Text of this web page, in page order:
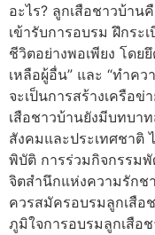
อะไร? ลูกเสือชาวบ้า
เข้ารับการอบรม ฝึกระ
ชีวิตอย่างพอเพียง โดย
เหลือผู้อื่น” และ “ทำค
จะเป็นการสร้างเครือ
เสือชาวบ้านยังมีบทบา
สังคมและประเทศชาติ
พิบัติ การร่วมกิจกรรม
จิตสำนึกแห่งความรักช
ควรสมัครอบรมลูกเสือ
ภูมิใจการอบรมลูกเสือ